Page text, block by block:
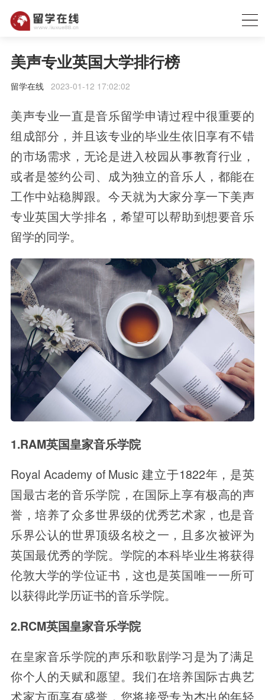
美声专业英国大学排行榜
留学在线2023-01-12 17:02:02
美声专业一直是音乐留学申请过程中很重要的
组成部分，并且该专业的毕业生依旧享有不错
的市场需求，无论是进入校园从事教育行业，
或者是签约公司、成为独立的音乐人，都能在
工作中站稳脚跟。今天就为大家分享一下美声
专业英国大学排名，希望可以帮助到想要音乐
留学的同学。
1.RAM英国皇家音乐学院
Royal Academy of Music 建立于1822年，是英
国最古老的音乐学院，在国际上享有极高的声
誉，培养了众多世界级的优秀艺术家，也是音
乐界公认的世界顶级名校之一，且多次被评为
英国最优秀的学院。学院的本科毕业生将获得
伦敦大学的学位证书，这也是英国唯一一所可
以获得此学历证书的音乐学院。
2.RCM英国皇家音乐学院
在皇家音乐学院的声乐和歌剧学习是为了满足
你个人的天赋和愿望。我们在培养国际古典艺
术家方面享有盛誉，您将接受专为杰出的年轻